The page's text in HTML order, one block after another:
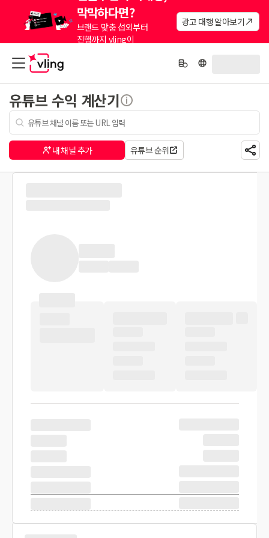
막막하다면?
브랜드 맞춤 섭외부터
진행까지 vling이
광고 대행 알아보기
유튜브 수익 계산기
내 채널 추가 유튜브 순위